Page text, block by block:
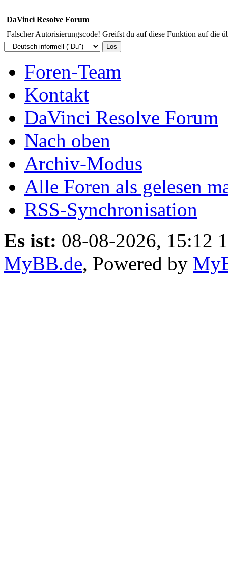
DaVinci Resolve Forum
Falscher Autorisierungscode! Greifst du auf diese Funktion auf die
Foren-Team
Kontakt
DaVinci Resolve Forum
Nach oben
Archiv-Modus
Alle Foren als gelesen
RSS-Synchronisation
Es ist: 08-08-2026, 15:12
MyBB.de, Powered by